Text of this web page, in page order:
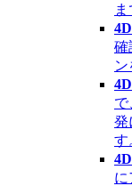
確
で
発
す
に